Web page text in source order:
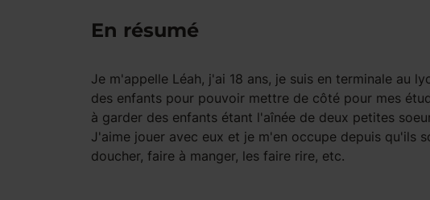
En résumé
Je m'appelle Léah, j'ai 18 ans, je suis en terminale au
des enfants pour pouvoir mettre de côté pour mes
à garder des enfants étant l'aînée de deux petites
J'aime jouer avec eux et je m'en occupe depuis qu'ils
doucher, faire à manger, les faire rire, etc.